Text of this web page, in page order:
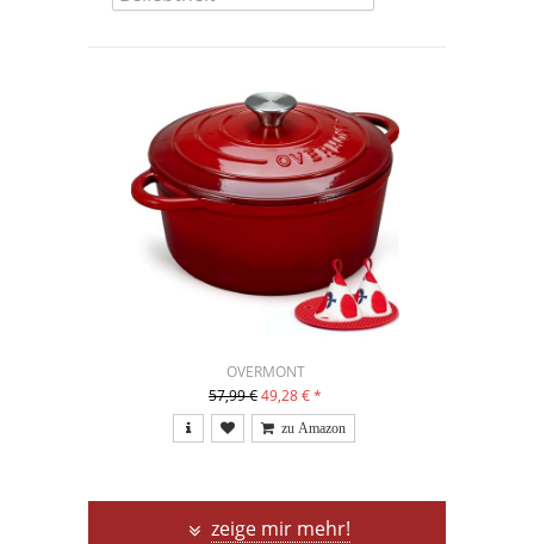
OVERMONT
57,99 €49,28 €*
zeige mir mehr!